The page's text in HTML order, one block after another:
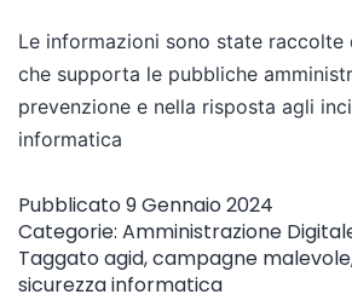
Le informazioni sono state raccolte
che supporta le pubbliche
prevenzione e nella risposta agli
informatica
Pubblicato9 Gennaio 2024
Categorie: Amministrazione
Taggatoagid,campagne malevole
sicurezza informatica